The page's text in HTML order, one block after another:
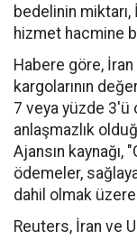
bedelinin
hizmet hacmine
Habere göre,
kargolarının
7 veya yüzde 3'ü
anlaşmazlık
Ajansın kaynağı,
ödemeler,
dahil olmak
Reuters, İran ve